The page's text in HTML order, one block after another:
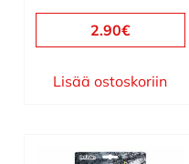
2.90€
Lisää ostoskoriin